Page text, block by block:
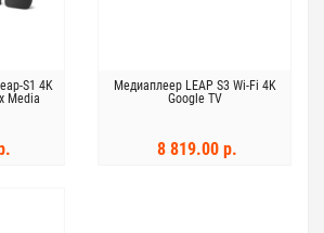
S1 4K
Media
Медиаплеер LEAP S3 Wi-Fi 4K
Google TV
8 819.00 р.